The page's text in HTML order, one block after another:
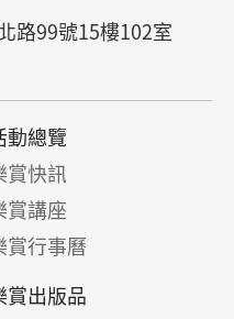
路99號15樓102室
動總覽
賞快訊
賞講座
賞行事曆
賞出版品